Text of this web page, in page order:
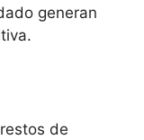
generan
de